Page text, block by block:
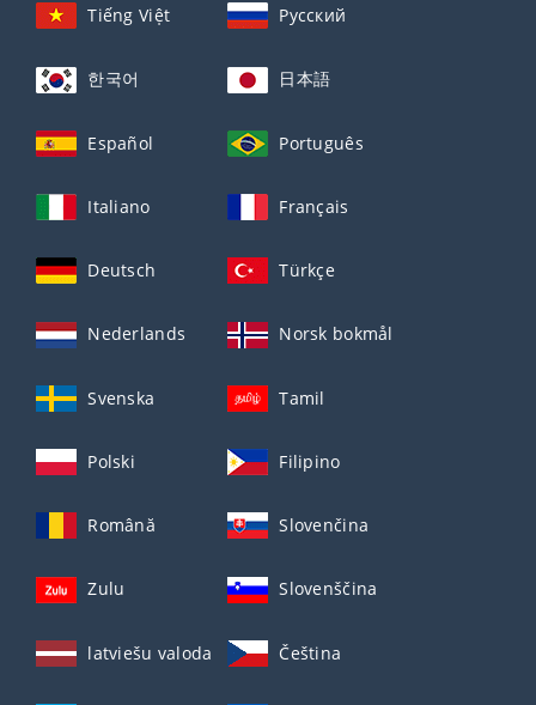
Tiếng Việt Русский
한국어 日本語
Español Português
Italiano Français
Deutsch Türkçe
Nederlands Norsk bokmål
Svenska Tamil
Polski Filipino
Română Slovenčina
Zulu Slovenščina
latviešu valoda Čeština